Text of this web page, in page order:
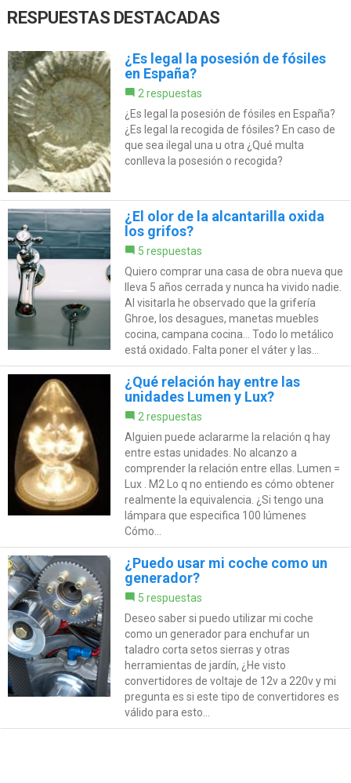
RESPUESTAS DESTACADAS
¿Es legal la posesión de fósiles
en España?
2 respuestas
¿Es legal la posesión de fósiles en España?
¿Es legal la recogida de fósiles? En caso de
que sea ilegal una u otra ¿Qué multa
conlleva la posesión o recogida?
¿El olor de la alcantarilla oxida
los grifos?
5 respuestas
Quiero comprar una casa de obra nueva que
lleva 5 años cerrada y nunca ha vivido nadie.
Al visitarla he observado que la grifería
Ghroe, los desagues, manetas muebles
cocina, campana cocina... Todo lo metálico
está oxidado. Falta poner el váter y las...
¿Qué relación hay entre las
unidades Lumen y Lux?
2 respuestas
Alguien puede aclararme la relación q hay
entre estas unidades. No alcanzo a
comprender la relación entre ellas. Lumen =
Lux . M2 Lo q no entiendo es cómo obtener
realmente la equivalencia. ¿Si tengo una
lámpara que especifica 100 lúmenes
Cómo...
¿Puedo usar mi coche como un
generador?
5 respuestas
Deseo saber si puedo utilizar mi coche
como un generador para enchufar un
taladro corta setos sierras y otras
herramientas de jardín, ¿He visto
convertidores de voltaje de 12v a 220v y mi
pregunta es si este tipo de convertidores es
válido para esto...